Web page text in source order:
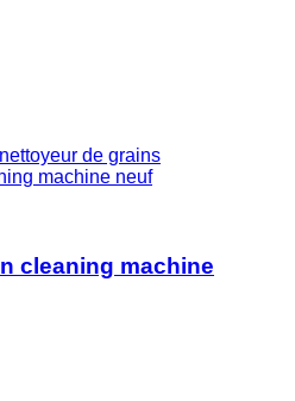
nettoyeur de grains
machine neuf
cleaning machine